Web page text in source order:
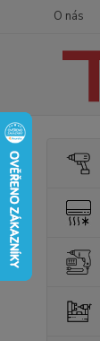
O nás